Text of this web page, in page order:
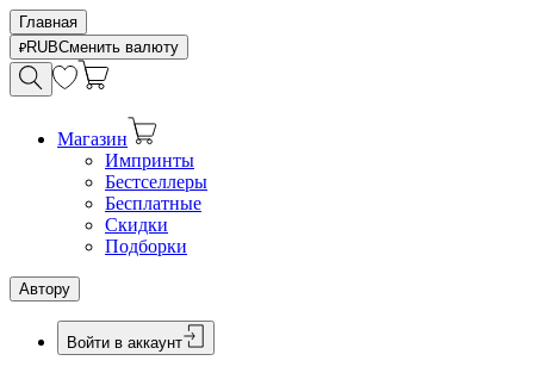
Главная
RUBСменить валюту
Магазин
Импринты
Бестселлеры
Бесплатные
Скидки
Подборки
Автору
Войти в аккаунт